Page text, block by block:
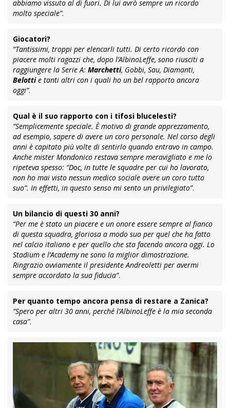
abbiamo vissuto al di fuori. Di lui avrò sempre un ricordo
molto speciale”.
Giocatori?
“Tantissimi, troppi per elencarli tutti. Di certo ricordo con
piacere molti ragazzi che, dopo l’AlbinoLeffe, sono riusciti a
raggiungere la Serie A: Marchetti, Gobbi, Sau, Diamanti,
Belottie tanti altri con i quali ho un bel rapporto ancora
oggi”.
Qual è il suo rapporto con i tifosi blucelesti?
“Semplicemente speciale. È motivo di grande apprezzamento,
ad esempio, sapere di avere un coro personale. Nel corso degli
anni è capitato più volte di sentirlo quando entravo in campo.
Anche mister Mondonico restava sempre meravigliato e me lo
ripeteva spesso: “Doc, in tutte le squadre per cui ho lavorato,
non ho mai visto nessun medico sociale avere un coro tutto
suo”. In effetti, in questo senso mi sento un privilegiato”.
Un bilancio di questi 30 anni?
“Per me è stato un piacere e un onore essere sempre al fianco
di questa squadra, gloriosa a modo suo per quel che ha fatto
nel calcio italiano e per quello che sta facendo ancora oggi. Lo
Stadium e l’Academy ne sono la miglior dimostrazione.
Ringrazio ovviamente il presidente Andreoletti per avermi
sempre accordato la sua fiducia”.
Per quanto tempo ancora pensa di restare a Zanica?
“Spero per altri 30 anni, perché l’AlbinoLeffe è la mia seconda
casa”.